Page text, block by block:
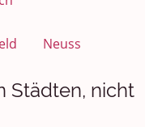
Neuss
Städten, nicht